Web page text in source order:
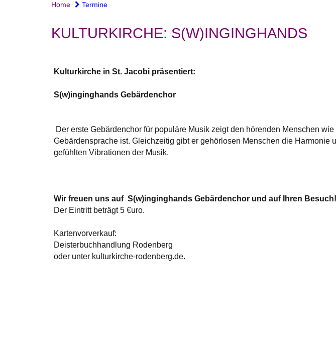
Home Termine
KULTURKIRCHE: S(W)INGINGHANDS
Kulturkirche in St. Jacobi präsentiert:
S(w)inginghands Gebärdenchor
Der erste Gebärdenchor für populäre Musik zeigt den hörenden Menschen
Gebärdensprache ist. Gleichzeitig gibt er gehörlosen Menschen die Harmonie
gefühlten Vibrationen der Musik.
Wir freuen uns auf S(w)inginghands Gebärdenchor und auf Ihren Besuch!
Der Eintritt beträgt 5 €uro.
Kartenvorverkauf:
Deisterbuchhandlung Rodenberg
oder unter kulturkirche-rodenberg.de.